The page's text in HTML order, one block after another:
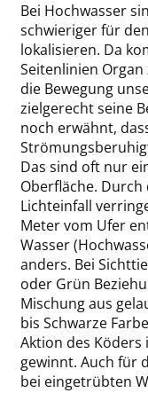
Bei Hochwasser
schwieriger für
lokalisieren. Da
Seitenlinien
die Bewegung
zielgerecht seine
noch erwähnt,
Das sind oft nur
Oberfläche.
Lichteinfall
Meter vom Ufer
Wasser
anders. Bei
oder Grün
Mischung aus
bis Schwarze
Aktion des
gewinnt. Auch für
bei eingetrübten